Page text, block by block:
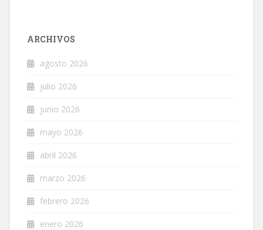
ARCHIVOS
agosto 2026
julio 2026
junio 2026
mayo 2026
abril 2026
marzo 2026
febrero 2026
enero 2026